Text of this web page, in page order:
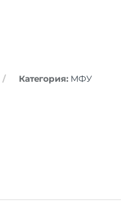
Категория: МФУ